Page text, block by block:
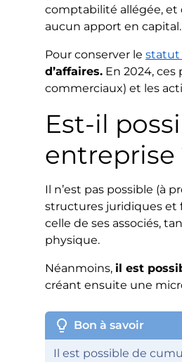
comptabilité allégée, et
aucun apport en capital.
Pour conserver le statut
d’affaires. En 2024,
commerciaux) et les
Est-il
entreprise
Il n’est pas possible (à
structures juridiques et
celle de ses associés,
physique.
Néanmoins, il est
créant ensuite une
lightbulb Bon à savoir
Il est possible de